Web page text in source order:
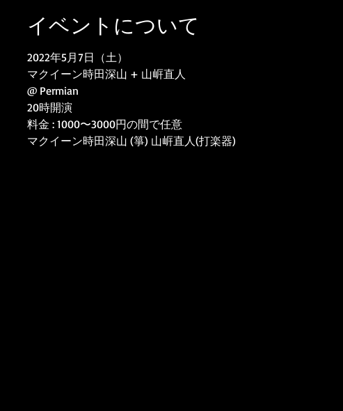
イベントについて
2022年5月7日（土）
マクイーン時田深山 + 山㟁直人
@ Permian
20時開演
料金 : 1000〜3000円の間で任意
マクイーン時田深山 (箏) 山㟁直人(打楽器)